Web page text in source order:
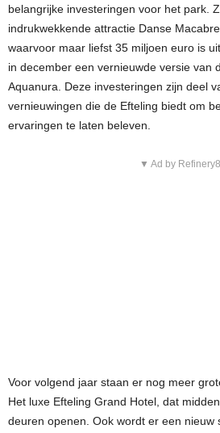
belangrijke investeringen voor het park.
indrukwekkende attractie Danse
waarvoor maar liefst 35 miljoen euro is
in december een vernieuwde versie van
Aquanura. Deze investeringen zijn deel
vernieuwingen die de Efteling biedt om
ervaringen te laten beleven.
▼ Ad by
Voor volgend jaar staan er nog meer
Het luxe Efteling Grand Hotel, dat
deuren openen. Ook wordt er een nieuw